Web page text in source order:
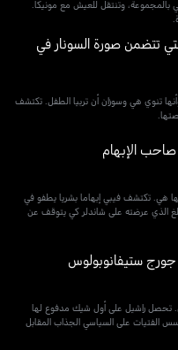
بالمجموعة، وتنتقل للعيش مع مونيكا.
التي تتضمن صورة السونار في
تنوي هي وسوزان أن تربيا الطفل. تكتشف
هي. تكتشف فيبي إبهاما بشريا يطفو في
دولار كتعويض، المبلغ الذي عرضته على شاندلر كي يتوقف عن
تحصل راشيل على أول شيك مدفوع لها
الفتيات على السياسي الجذاب المقابل